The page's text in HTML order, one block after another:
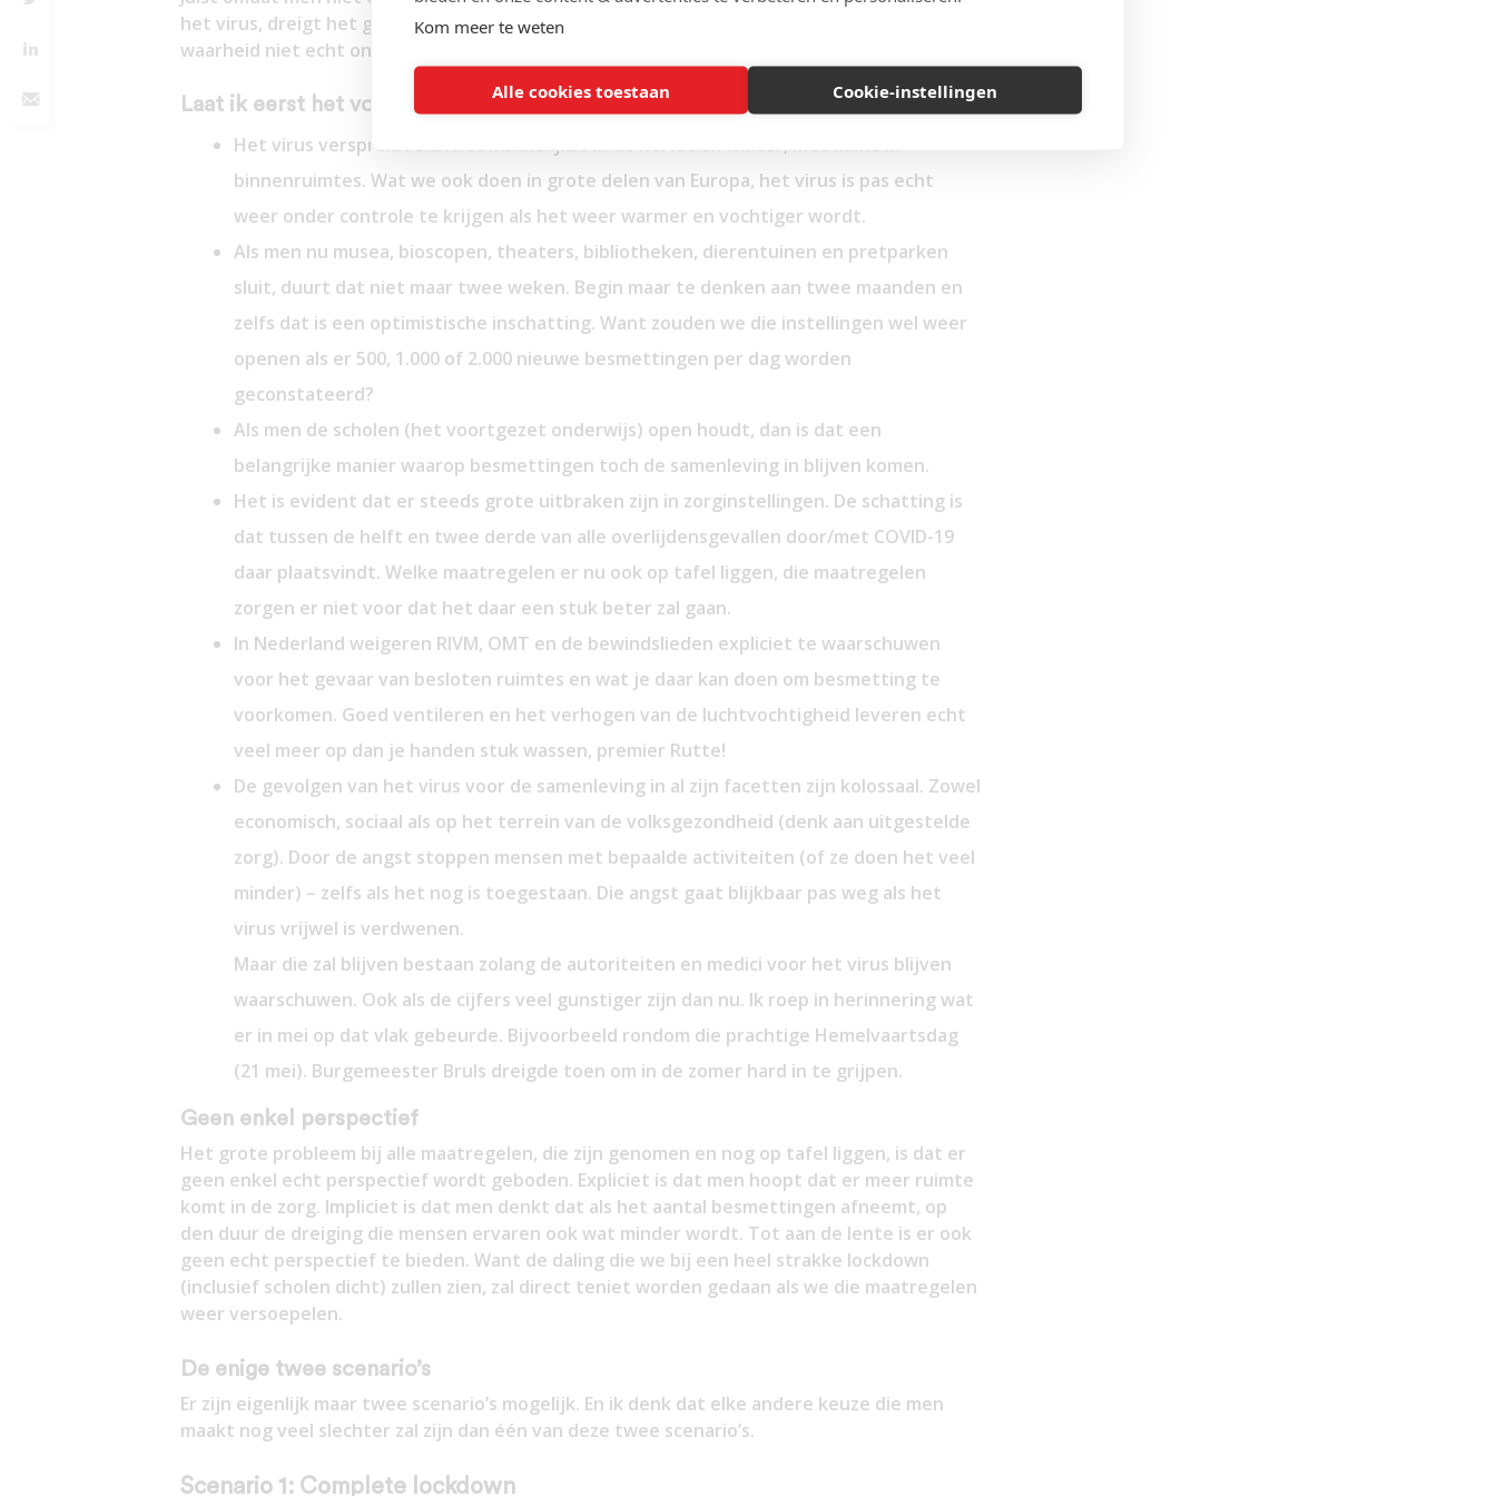
Kom meer te weten
Alle cookies toestaan Cookie-instellingen
het virus, dreigt het gevaar op foute beslissingen die onomkeerbaar zijn. Men ziet de
waarheid niet echt onder ogen.
Laat ik eerst het volgende duidelijk maken:
Het virus verspreidt zich het makkelijkst in de herfst en winter, met name in
binnenruimtes. Wat we ook doen in grote delen van Europa, het virus is pas echt
weer onder controle te krijgen als het weer warmer en vochtiger wordt.
Als men nu musea, bioscopen, theaters, bibliotheken, dierentuinen en pretparken
sluit, duurt dat niet maar twee weken. Begin maar te denken aan twee maanden en
zelfs dat is een optimistische inschatting. Want zouden we die instellingen wel weer
openen als er 500, 1.000 of 2.000 nieuwe besmettingen per dag worden
geconstateerd?
Als men de scholen (het voortgezet onderwijs) open houdt, dan is dat een
belangrijke manier waarop besmettingen toch de samenleving in blijven komen.
Het is evident dat er steeds grote uitbraken zijn in zorginstellingen. De schatting is
dat tussen de helft en twee derde van alle overlijdensgevallen door/met COVID-19
daar plaatsvindt. Welke maatregelen er nu ook op tafel liggen, die maatregelen
zorgen er niet voor dat het daar een stuk beter zal gaan.
In Nederland weigeren RIVM, OMT en de bewindslieden expliciet te waarschuwen
voor het gevaar van besloten ruimtes en wat je daar kan doen om besmetting te
voorkomen. Goed ventileren en het verhogen van de luchtvochtigheid leveren echt
veel meer op dan je handen stuk wassen, premier Rutte!
De gevolgen van het virus voor de samenleving in al zijn facetten zijn kolossaal. Zowel
economisch, sociaal als op het terrein van de volksgezondheid (denk aan uitgestelde
zorg). Door de angst stoppen mensen met bepaalde activiteiten (of ze doen het veel
minder) – zelfs als het nog is toegestaan. Die angst gaat blijkbaar pas weg als het
virus vrijwel is verdwenen.
Maar die zal blijven bestaan zolang de autoriteiten en medici voor het virus blijven
waarschuwen. Ook als de cijfers veel gunstiger zijn dan nu. Ik roep in herinnering wat
er in mei op dat vlak gebeurde. Bijvoorbeeld rondom die prachtige Hemelvaartsdag
(21 mei). Burgemeester Bruls dreigde toen om in de zomer hard in te grijpen.
Geen enkel perspectief
Het grote probleem bij alle maatregelen, die zijn genomen en nog op tafel liggen, is dat er
geen enkel echt perspectief wordt geboden. Expliciet is dat men hoopt dat er meer ruimte
komt in de zorg. Impliciet is dat men denkt dat als het aantal besmettingen afneemt, op
den duur de dreiging die mensen ervaren ook wat minder wordt. Tot aan de lente is er ook
geen echt perspectief te bieden. Want de daling die we bij een heel strakke lockdown
(inclusief scholen dicht) zullen zien, zal direct teniet worden gedaan als we die maatregelen
weer versoepelen.
De enige twee scenario’s
Er zijn eigenlijk maar twee scenario’s mogelijk. En ik denk dat elke andere keuze die men
maakt nog veel slechter zal zijn dan één van deze twee scenario’s.
Scenario 1: Complete lockdown